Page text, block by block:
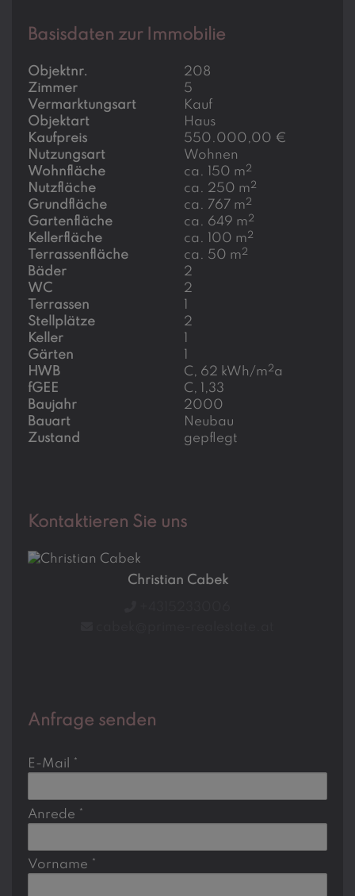
Basisdaten zur Immobilie
Objektnr.
208
Zimmer
5
Vermarktungsart
Kauf
Objektart
Haus
Kaufpreis
550.000,00 €
Nutzungsart
Wohnen
Wohnfläche
ca. 150 m2
Nutzfläche ca. 250 m2
Grundfläche ca. 767 m2
Gartenfläche ca. 649 m2
Kellerfläche ca. 100 m2
Terrassenfläche ca. 50 m2
Bäder
2
WC
2
Terrassen
Stellplätze
2
Keller
Gärten
HWB
C, 62 kWh/m2a
fGEE
C, 1,33
Baujahr
2000
Bauart
Neubau
Zustand
gepflegt
Kontaktieren Sie uns
Christian Cabek
Anfrage senden
E-Mail
Anrede
Vorname